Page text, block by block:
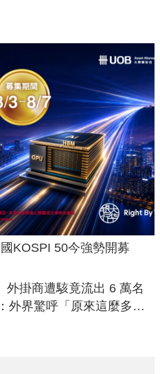
KOSPI 50今強勢開募
外掛商遭駭竟流出 6 萬名
外界驚呼「原來這麼多人